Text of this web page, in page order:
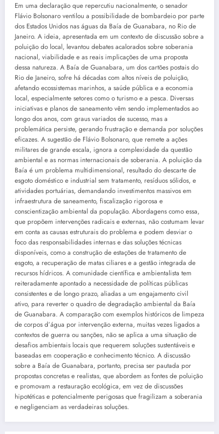
Em uma declaração que repercutiu nacionalmente, o senador
Flávio Bolsonaro ventilou a possibilidade de bombardeio por parte
dos Estados Unidos nas águas da Baía de Guanabara, no Rio de
Janeiro. A ideia, apresentada em um contexto de discussão sobre a
poluição do local, levantou debates acalorados sobre soberania
nacional, viabilidade e as reais implicações de uma proposta
dessa natureza. A Baía de Guanabara, um dos cartões postais do
Rio de Janeiro, sofre há décadas com altos níveis de poluição,
afetando ecossistemas marinhos, a saúde pública e a economia
local, especialmente setores como o turismo e a pesca. Diversas
iniciativas e planos de saneamento vêm sendo implementados ao
longo dos anos, com graus variados de sucesso, mas a
problemática persiste, gerando frustração e demanda por soluções
eficazes. A sugestão de Flávio Bolsonaro, que remete a ações
militares de grande escala, ignora a complexidade da questão
ambiental e as normas internacionais de soberania. A poluição da
Baía é um problema multidimensional, resultado do descarte de
esgoto doméstico e industrial sem tratamento, resíduos sólidos, e
atividades portuárias, demandando investimentos massivos em
infraestrutura de saneamento, fiscalização rigorosa e
conscientização ambiental da população. Abordagens como essa,
que propõem intervenções radicais e externas, não costumam levar
em conta as causas estruturais do problema e podem desviar o
foco das responsabilidades internas e das soluções técnicas
disponíveis, como a construção de estações de tratamento de
esgoto, a recuperação de matas ciliares e a gestão integrada de
recursos hídricos. A comunidade científica e ambientalista tem
reiteradamente apontado a necessidade de políticas públicas
consistentes e de longo prazo, aliadas a um engajamento civil
ativo, para reverter o quadro de degradação ambiental da Baía
de Guanabara. A comparação com exemplos históricos de limpeza
de corpos d’água por intervenção externa, muitas vezes ligados a
contextos de guerra ou sanções, não se aplica a uma situação de
desafios ambientais locais que requerem soluções sustentáveis e
baseadas em cooperação e conhecimento técnico. A discussão
sobre a Baía de Guanabara, portanto, precisa ser pautada por
propostas concretas e realistas, que abordem as fontes de poluição
e promovam a restauração ecológica, em vez de discussões
hipotéticas e potencialmente perigosas que fragilizam a soberania
e negligenciam as verdadeiras soluções.